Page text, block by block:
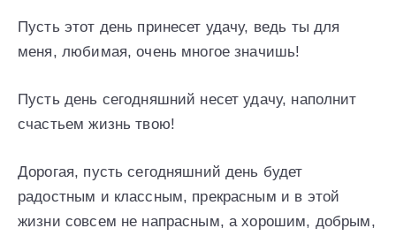
Пусть этот день принесет удачу, ведь ты для
меня, любимая, очень многое значишь!
Пусть день сегодняшний несет удачу, наполнит
счастьем жизнь твою!
Дорогая, пусть сегодняшний день будет
радостным и классным, прекрасным и в этой
жизни совсем не напрасным, а хорошим, добрым,